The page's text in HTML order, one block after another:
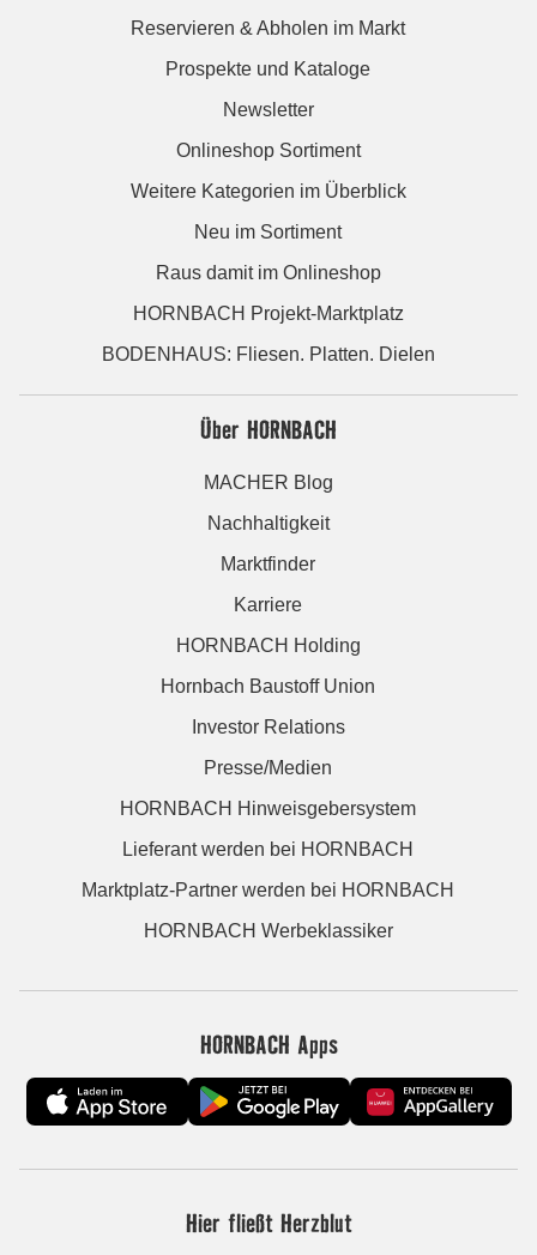
Reservieren & Abholen im Markt
Prospekte und Kataloge
Newsletter
Onlineshop Sortiment
Weitere Kategorien im Überblick
Neu im Sortiment
Raus damit im Onlineshop
HORNBACH Projekt-Marktplatz
BODENHAUS: Fliesen. Platten. Dielen
Über HORNBACH
MACHER Blog
Nachhaltigkeit
Marktfinder
Karriere
HORNBACH Holding
Hornbach Baustoff Union
Investor Relations
Presse/Medien
HORNBACH Hinweisgebersystem
Lieferant werden bei HORNBACH
Marktplatz-Partner werden bei HORNBACH
HORNBACH Werbeklassiker
HORNBACH Apps
Hier fließt Herzblut